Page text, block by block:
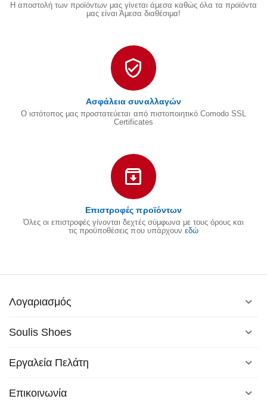
Η αποστολή των προϊόντων μας γίνεται άμεσα καθώς όλα τα προϊόντα
μας είναι Άμεσα διαθέσιμα!
Ασφάλεια συναλλαγών
Ο ιστότοπος μας προστατεύεται από πιστοποιητικό Comodo SSL
Certificates
Επιστροφές προϊόντων
Όλες οι επιστροφές γίνονται δεχτές σύμφωνα με τους όρους και
τις προϋποθέσεις που υπάρχουν εδώ
Λογαριασμός
Soulis Shoes
Εργαλεία Πελάτη
Επικοινωνία